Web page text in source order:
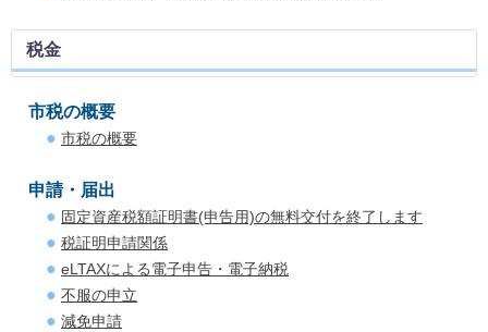
税金
市税の概要
市税の概要
申請・届出
固定資産税額証明書(申告用)の無料交付を終了します
税証明申請関係
eLTAXによる電子申告・電子納税
不服の申立
減免申請